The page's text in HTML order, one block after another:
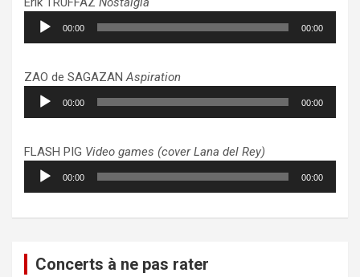
Lecteur
audio
00:00 00:00
ZAO de SAGAZANAspiration
Lecteur
audio
00:00 00:00
FLASH PIG Video games (cover Lana del Rey)
Lecteur
audio
00:00 00:00
Concerts à ne pas rater